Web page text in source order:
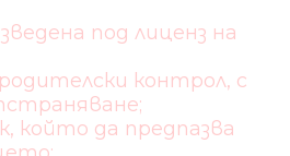
под лиценз на
контрол, с
който да предпазва